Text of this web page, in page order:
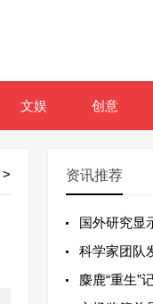
文娱 创意
> 资讯推荐
国外研究显
科学家团队
麋鹿“重生”